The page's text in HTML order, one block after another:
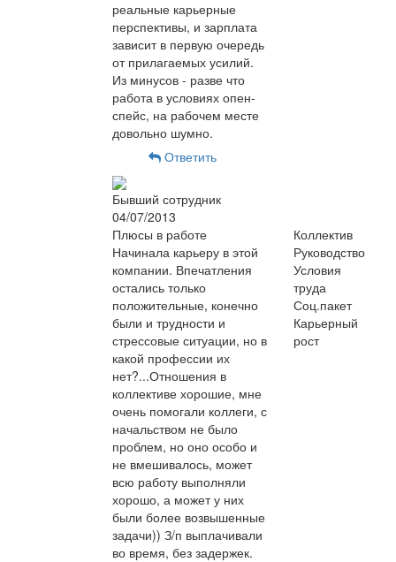
реальные карьерные
перспективы, и зарплата
зависит в первую очередь
от прилагаемых усилий.
Из минусов - разве что
работа в условиях опен-
спейс, на рабочем месте
довольно шумно.
Ответить
Бывший сотрудник
04/07/2013
Плюсы в работе
Начинала карьеру в этой
компании. Впечатления
остались только
положительные, конечно
были и трудности и
стрессовые ситуации, но в
какой профессии их
нет?...Отношения в
коллективе хорошие, мне
очень помогали коллеги, с
начальством не было
проблем, но оно особо и
не вмешивалось, может
всю работу выполняли
хорошо, а может у них
были более возвышенные
задачи)) З/п выплачивали
во время, без задержек.
Коллектив
Руководство
Условия
труда
Соц.пакет
Карьерный
рост